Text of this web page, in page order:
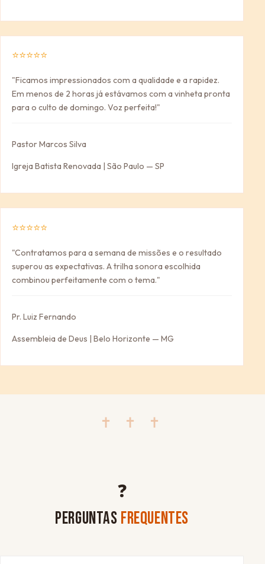
⭐⭐⭐⭐⭐
"Ficamos impressionados com a qualidade e a rapidez.
Em menos de 2 horas já estávamos com a vinheta pronta
para o culto de domingo. Voz perfeita!"
Pastor Marcos Silva
Igreja Batista Renovada | São Paulo — SP
⭐⭐⭐⭐⭐
"Contratamos para a semana de missões e o resultado
superou as expectativas. A trilha sonora escolhida
combinou perfeitamente com o tema."
Pr. Luiz Fernando
Assembleia de Deus | Belo Horizonte — MG
✝ ✝ ✝
❓
PERGUNTAS FREQUENTES